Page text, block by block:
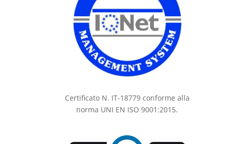
Certificato N. IT-18779 conforme alla
norma UNI EN ISO 9001:2015.